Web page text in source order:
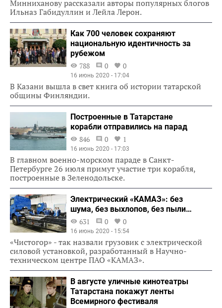
Минниханову рассказали авторы популярных блогов
Ильназ Габидуллин и Лейла Лерон.
Как 700 человек сохраняют
национальную идентичность за
рубежом
788
0 0
16 июнь 2020 - 17:04
В Казани вышла в свет книга об истории татарской
общины Финляндии.
Построенные в Татарстане
корабли отправились на парад
846
0 1
16 июнь 2020 - 17:03
В главном военно-морском параде в Санкт-
Петербурге 26 июля примут участие три корабля,
построенные в Зеленодольске.
Электрический «КАМАЗ»: без
шума, без выхлопов, без пыли…
631
0 0
16 июнь 2020 - 15:54
«Чистогор» - так назвали грузовик с электрической
силовой установкой, разработанный в Научно-
техническом центре ПАО «КАМАЗ».
В августе уличные кинотеатры
Татарстана покажут ленты
Всемирного фестиваля